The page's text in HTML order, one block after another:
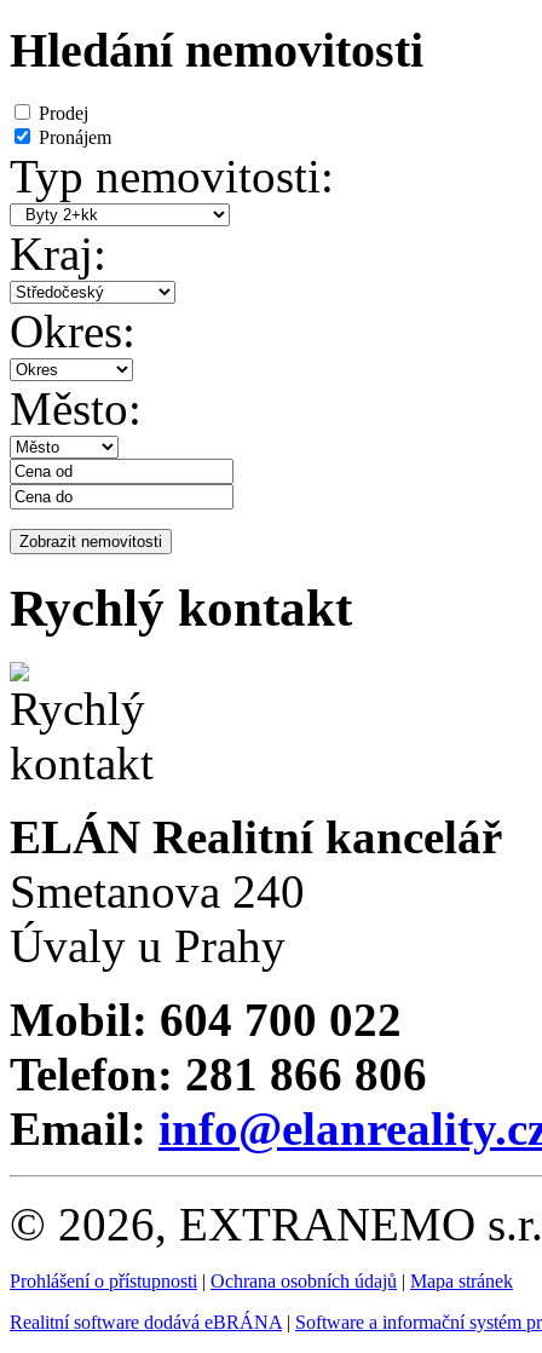
Hledání nemovitosti
Prodej
Pronájem
Typ nemovitosti:
Kraj:
Okres:
Město:
Rychlý kontakt
ELÁN Realitní kancelář
Smetanova 240
Úvaly u Prahy
Mobil: 604 700 022
Telefon: 281 866 806
Email:
© 2026, EXTRANEMO
Prohlášení o přístupnosti | Ochrana osobních údajů | Mapa stránek
Realitní software dodává eBRÁNA | Software a informační systém